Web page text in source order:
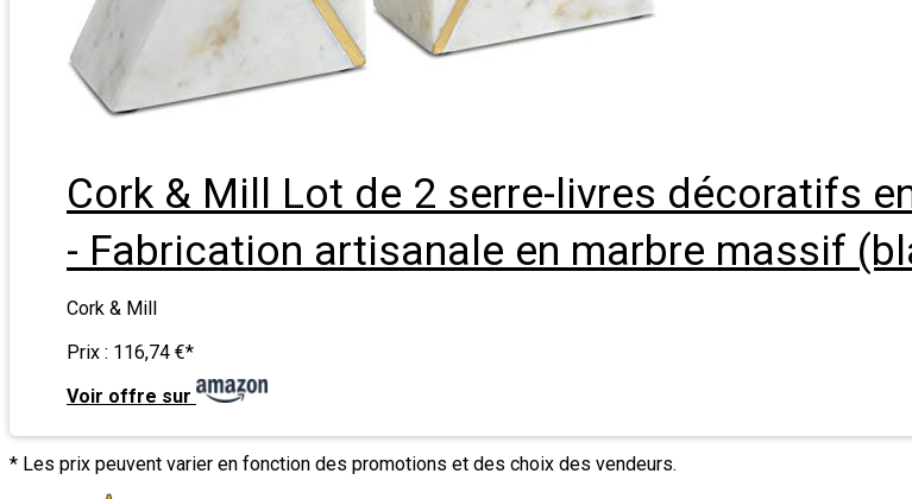
Cork & Mill Lot de 2 serre-livres décoratifs
- Fabrication artisanale en marbre massif
Cork & Mill
Prix : 116,74 €*
Voir offre sur
* Les prix peuvent varier en fonction des promotions et des choix des vendeurs.